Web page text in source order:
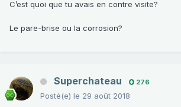
C’est quoi que tu avais en contre visite?
Le pare-brise ou la corrosion?
Superchateau 276
Posté(e) le 29 août 2018